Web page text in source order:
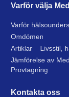
Varför välja
Varför
Omdömen
Artiklar – Livsstil,
Jämförelse av
Provtagning
Kontakta oss